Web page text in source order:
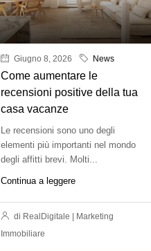
Giugno 8, 2026 News
Come aumentare le
recensioni positive della tua
casa vacanze
Le recensioni sono uno degli
elementi più importanti nel mondo
degli affitti brevi. Molti...
Continua a leggere
di RealDigitale | Marketing
Immobiliare